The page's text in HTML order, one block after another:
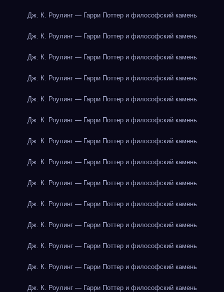
Дж. К. Роулинг — Гарри Поттер и философский камень
Дж. К. Роулинг — Гарри Поттер и философский камень
Дж. К. Роулинг — Гарри Поттер и философский камень
Дж. К. Роулинг — Гарри Поттер и философский камень
Дж. К. Роулинг — Гарри Поттер и философский камень
Дж. К. Роулинг — Гарри Поттер и философский камень
Дж. К. Роулинг — Гарри Поттер и философский камень
Дж. К. Роулинг — Гарри Поттер и философский камень
Дж. К. Роулинг — Гарри Поттер и философский камень
Дж. К. Роулинг — Гарри Поттер и философский камень
Дж. К. Роулинг — Гарри Поттер и философский камень
Дж. К. Роулинг — Гарри Поттер и философский камень
Дж. К. Роулинг — Гарри Поттер и философский камень
Дж. К. Роулинг — Гарри Поттер и философский камень